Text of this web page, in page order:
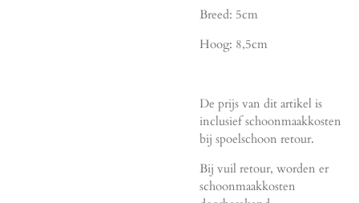
Breed: 5cm
Hoog: 8,5cm
De prijs van dit artikel is
inclusief schoonmaakkosten
bij spoelschoon retour.
Bij vuil retour, worden er
schoonmaakkosten